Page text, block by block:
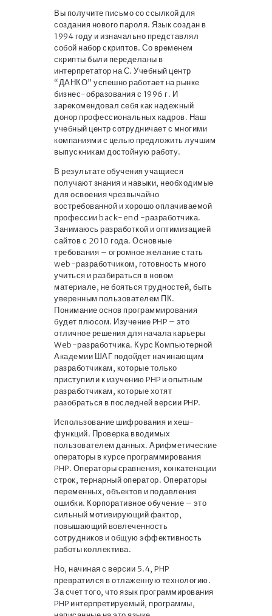
Вы получите письмо со ссылкой для
создания нового пароля. Язык создан в
1994 году и изначально представлял
собой набор скриптов. Со временем
скрипты были переделаны в
интерпретатор на С. Учебный центр
“ДАНКО” успешно работает на рынке
бизнес-образования с 1996 г. И
зарекомендовал себя как надежный
донор профессиональных кадров. Наш
учебный центр сотрудничает с многими
компаниями с целью предложить лучшим
выпускникам достойную работу.
В результате обучения учащиеся
получают знания и навыки, необходимые
для освоения чрезвычайно
востребованной и хорошо оплачиваемой
профессии back-end -разработчика.
Занимаюсь разработкой и оптимизацией
сайтов с 2010 года. Основные
требования – огромное желание стать
web-разработчиком, готовность много
учиться и разбираться в новом
материале, не бояться трудностей, быть
уверенным пользователем ПК.
Понимание основ программирования
будет плюсом. Изучение PHP – это
отличное решения для начала карьеры
Web-разработчика. Курс Компьютерной
Академии ШАГ подойдет начинающим
разработчикам, которые только
приступили к изучению PHP и опытным
разработчикам, которые хотят
разобраться в последней версии PHP.
Использование шифрования и хеш-
функций. Проверка вводимых
пользователем данных. Арифметические
операторы в курсе программирования
PHP. Операторы сравнения, конкатенации
строк, тернарный оператор. Операторы
переменных, объектов и подавления
ошибки. Корпоративное обучение – это
сильный мотивирующий фактор,
повышающий вовлеченность
сотрудников и общую эффективность
работы коллектива.
Но, начиная с версии 5.4, PHP
превратился в отлаженную технологию.
За счет того, что язык программирования
PHP интерпретируемый, программы,